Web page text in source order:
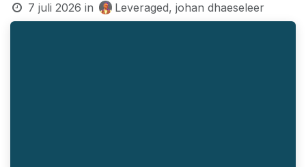
7 juli 2026 in Leveraged, johan dhaeseleer